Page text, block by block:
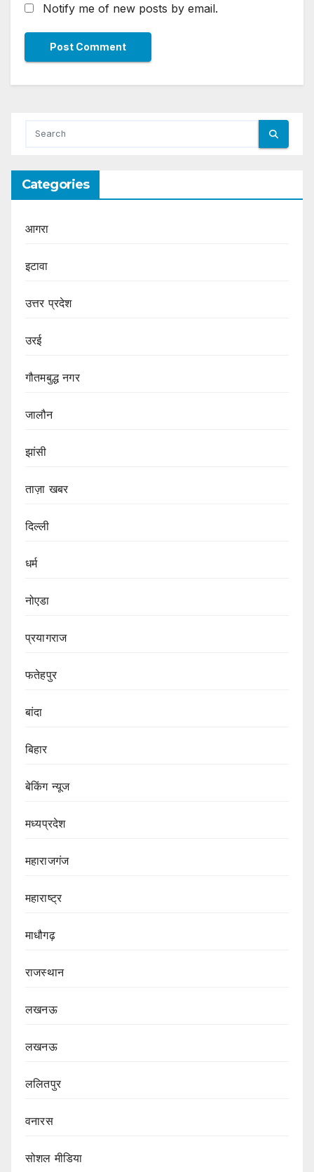
Notify me of new posts by email.
Categories
आगरा
इटावा
उत्तर प्रदेश
उरई
गौतमबुद्ध नगर
जालौन
झांसी
ताज़ा खबर
दिल्ली
धर्म
नोएडा
प्रयागराज
फतेहपुर
बांदा
बिहार
बेकिंग न्यूज
मध्यप्रदेश
महाराजगंज
महाराष्ट्र
माधौगढ़
राजस्थान
लखनऊ
लखनऊ
ललितपुर
वनारस
सोशल मीडिया